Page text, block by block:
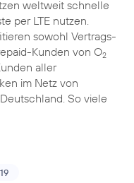
weltweit schnelle
per LTE nutzen.
sowohl Vertrags-
Kunden von O2
aller
im Netz von
So viele